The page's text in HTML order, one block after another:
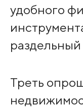
удобного
Треть